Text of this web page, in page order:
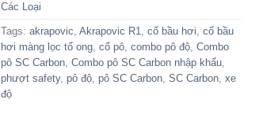
Các Loại
Tags: akrapovic, Akrapovic R1, cổ bầu hơi, cổ bầu
hơi màng lọc tổ ong, cổ pô, combo pô độ, Combo
pô SC Carbon, Combo pô SC Carbon nhập khẩu,
phượt safety, pô độ, pô SC Carbon, SC Carbon, xe
độ